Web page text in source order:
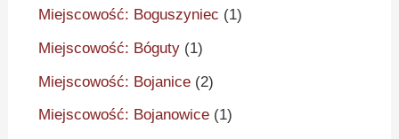
Miejscowość: Boguszyniec (1)
Miejscowość: Bóguty (1)
Miejscowość: Bojanice (2)
Miejscowość: Bojanowice (1)